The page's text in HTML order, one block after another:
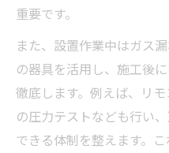
トラブルを防
初めての方にもわ
ガス給湯器タ
ライフスタイ
ガス給湯器選
重要です。
また、設置作業中はガス
の器具を活用し、施工後
徹底します。例えば、リ
の圧力テストなども行い
できる体制を整えます。